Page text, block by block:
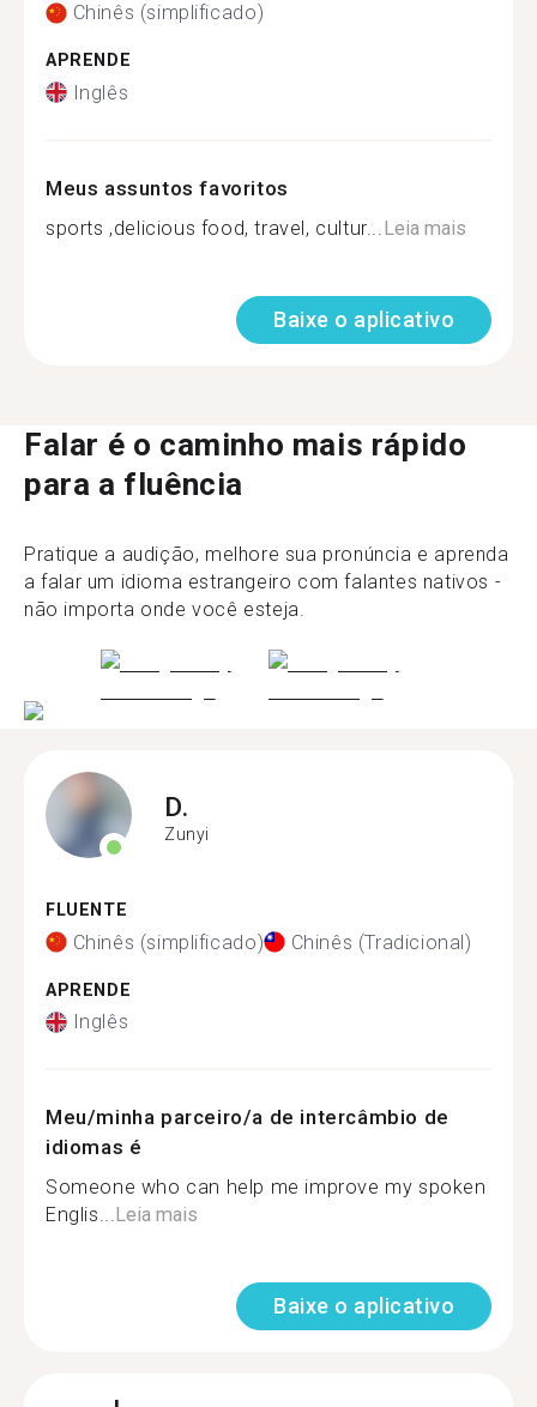
Chinês (simplificado)
APRENDE
Inglês
Meus assuntos favoritos
sports ,delicious food, travel, cultur... Leia mais
Baixe o aplicativo
Falar é o caminho mais rápido
para a fluência
Pratique a audição, melhore sua pronúncia e aprenda
a falar um idioma estrangeiro com falantes nativos -
não importa onde você esteja.
D.
Zunyi
FLUENTE
Chinês (simplificado) Chinês (Tradicional)
APRENDE
Inglês
Meu/minha parceiro/a de intercâmbio de
idiomas é
Someone who can help me improve my spoken
Englis...Leia mais
Baixe o aplicativo